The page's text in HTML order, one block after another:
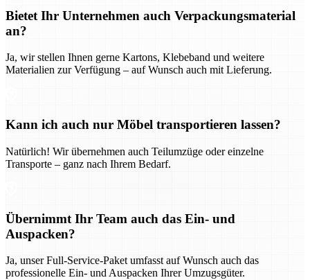
Bietet Ihr Unternehmen auch Verpackungsmaterial
an?
Ja, wir stellen Ihnen gerne Kartons, Klebeband und weitere
Materialien zur Verfügung – auf Wunsch auch mit Lieferung.
Kann ich auch nur Möbel transportieren lassen?
Natürlich! Wir übernehmen auch Teilumzüge oder einzelne
Transporte – ganz nach Ihrem Bedarf.
Übernimmt Ihr Team auch das Ein- und
Auspacken?
Ja, unser Full-Service-Paket umfasst auf Wunsch auch das
professionelle Ein- und Auspacken Ihrer Umzugsgüter.